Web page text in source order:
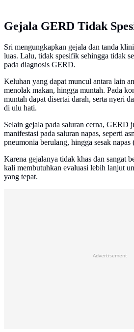
Gejala GERD Tidak
Sri mengungkapkan gejala dan tanda
luas. Lalu, tidak spesifik sehingga tidak
pada diagnosis GERD.
Keluhan yang dapat muncul antara lain
menolak makan, hingga muntah. Pada
muntah dapat disertai darah, serta nyeri
di ulu hati.
Selain gejala pada saluran cerna, GERD
manifestasi pada saluran napas, seperti
pneumonia berulang, hingga sesak napas
Karena gejalanya tidak khas dan sangat
kali membutuhkan evaluasi lebih lanjut
yang tepat.
Advertisement